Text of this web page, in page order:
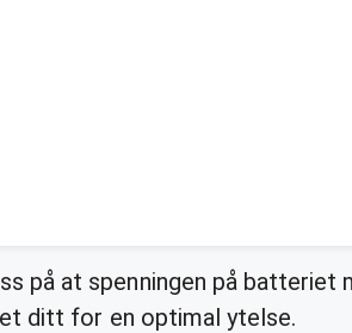
på at spenningen på
ditt for en optimal ytelse.